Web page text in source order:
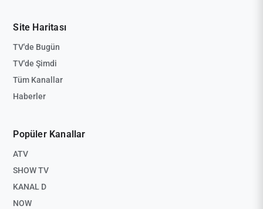
Site Haritası
TV'de Bugün
TV'de Şimdi
Tüm Kanallar
Haberler
Popüler Kanallar
ATV
SHOW TV
KANAL D
NOW